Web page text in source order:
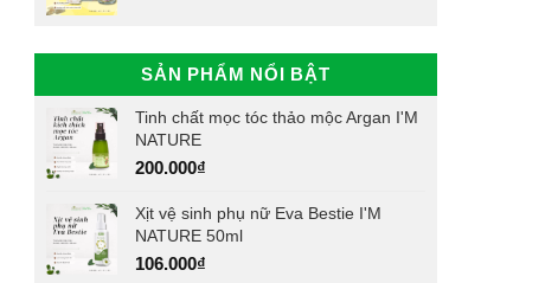
SẢN PHẨM NỔI BẬT
Tinh chất mọc tóc thảo mộc Argan I'M
NATURE
200.000₫
Xịt vệ sinh phụ nữ Eva Bestie I'M
NATURE 50ml
106.000₫